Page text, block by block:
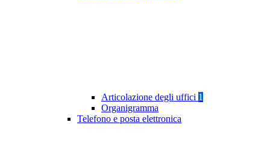
Articolazione degli uffici 1
Organigramma
Telefono e posta elettronica